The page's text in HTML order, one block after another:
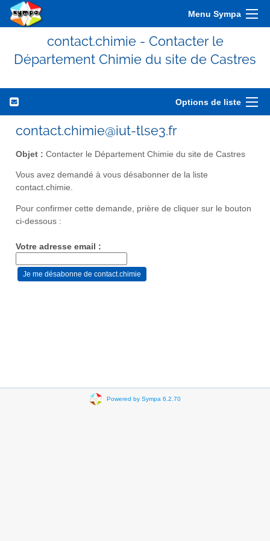
Menu Sympa
contact.chimie - Contacter le
Département Chimie du site de Castres
Options de liste
contact.chimie@iut-tlse3.fr
Objet : Contacter le Département Chimie du site de Castres
Vous avez demandé à vous désabonner de la liste
contact.chimie.
Pour confirmer cette demande, prière de cliquer sur le bouton
ci-dessous :
Votre adresse email :
Powered by Sympa 6.2.70